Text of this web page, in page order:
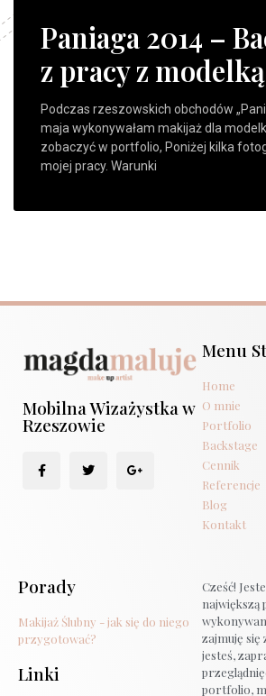
Paniaga 2014 –
z pracy z modelką
Podczas rzeszowskich obchodów
maja wykonywałam makijaż dla
zobaczyć w portfolio, Poniżej kilka
mojej pracy. Warunki
Mobilna Wizażystka w
Rzeszowie
Menu
Home
O mnie
Portfolio
Backstage
Cennik
Referencje
Blog
Kontakt
Porady
Makijaż Ślubny - jak się do niego
przygotować?
Linki
Cześć!
największą
zajmuję się
jesteś,
portfolio,